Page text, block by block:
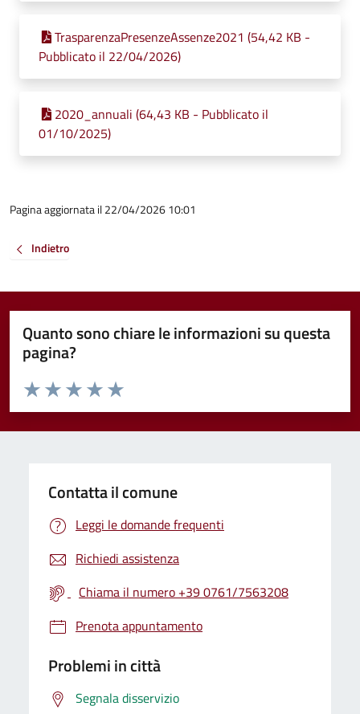
TrasparenzaPresenzeAssenze2021 (54,42 KB -
Pubblicato il 22/04/2026)
2020_annuali (64,43 KB - Pubblicato il
01/10/2025)
Pagina aggiornata il 22/04/2026 10:01
Indietro
Quanto sono chiare le informazioni su questa
pagina?
Valuta da 1 a 5 stelle la pagina
Valuta 5 stelle su 5
Valuta 4 stelle su 5
Valuta 3 stelle su 5
Valuta 2 stelle su 5
Valuta 1 stelle su 5
Contatta il comune
Leggi le domande frequenti
Richiedi assistenza
Chiama il numero +39 0761/7563208
Prenota appuntamento
Problemi in città
Segnala disservizio